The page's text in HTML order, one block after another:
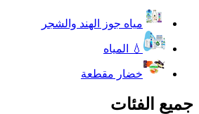
مياه جوز الهند والشجر
💧 المياه
خضار مقطعة
جميع الفئات